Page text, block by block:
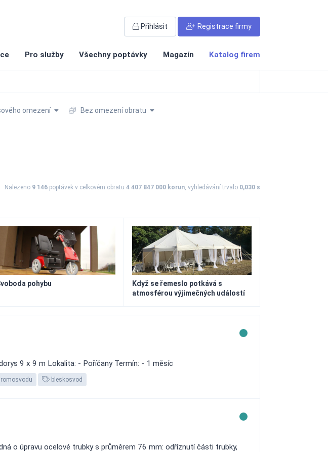
Přihlásit Registrace firmy
Pro služby Všechny poptávky Magazín Katalog firem
omezení Bez omezení obratu
Nalezeno 9 146 poptávek v celkovém obratu 4 407 847 000 korun, vyhledávání trvalo 0,030 s
pohybu
Když se řemeslo potkává s
atmosférou výjimečných událostí
9 x 9 m Lokalita: - Poříčany Termín: - 1 měsíc
bleskosvod
o úpravu ocelové trubky s průměrem 76 mm: odříznutí části trubky,